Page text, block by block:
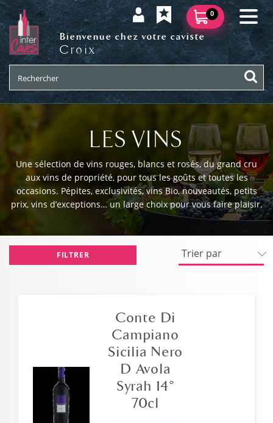
0
Bienvenue chez votre caviste
Croix
LES VINS
Une sélection de vins rouges, blancs et rosés, du grand cru
aux vins de propriété, pour tous les goûts et toutes les
occasions. Pépites, exclusivités, vins Bio, nouveautés, petits
prix, vins d’exceptions… un large choix pour vous faire plaisir.
FILTRER
Conte Di
Campiano
Sicilia Nero
D Avola
Syrah 14°
70cl